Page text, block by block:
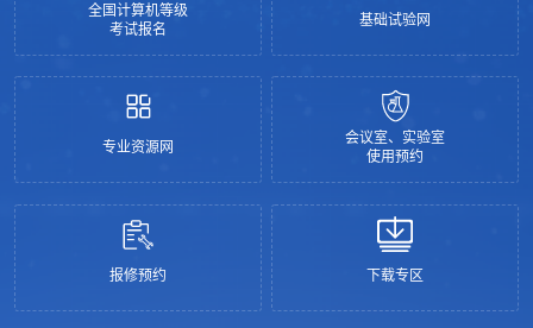
全国计算机等级
考试报名
基础试验网
专业资源网
会议室、实验室
使用预约
报修预约 下载专区